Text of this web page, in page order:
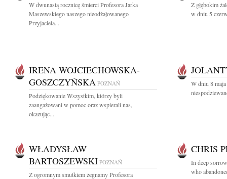
W dwunastą rocznicę śmierci Profesora Jarka
Maszewskiego naszego nieodżałowanego
Przyjaciela...
Z głębokim
w dniu 5
IRENA WOJCIECHOWSKA-
GOSZCZYŃSKA POZNAŃ
Podziękowanie Wszystkim, którzy byli
zaangażowani w pomoc oraz wspierali nas,
okazując...
W dniu 8
WŁADYSŁAW
BARTOSZEWSKI POZNAŃ
Z ogromnym smutkiem żegnamy Profesora
CHRIS
In deep
who